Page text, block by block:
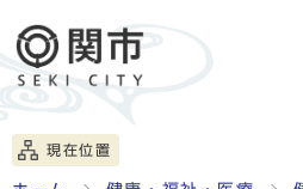
現在位置